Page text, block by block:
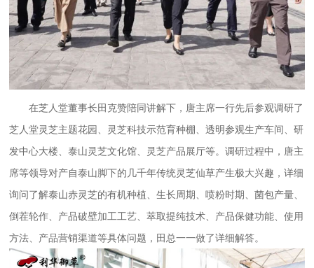
在芝人堂董事长田克赞陪同讲解下，唐主席一行先后参观调研了
芝人堂灵芝主题花园、灵芝科技示范育种棚、透明参观生产车间、研
发中心大楼、泰山灵芝文化馆、灵芝产品展厅等。调研过程中，唐主
席等领导对产自泰山脚下的几千年传统灵芝仙草产生极大兴趣，详细
询问了解泰山赤灵芝的有机种植、生长周期、喷粉时期、菌包产量、
倒茬轮作、产品破壁加工工艺、萃取提纯技术、产品保健功能、使用
方法、产品营销渠道等具体问题，田总一一做了详细解答。